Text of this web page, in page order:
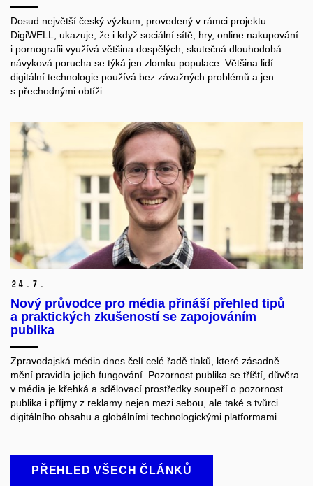
Dosud největší český výzkum, provedený v rámci projektu
DigiWELL, ukazuje, že i když sociální sítě, hry, online nakupování
i pornografii využívá většina dospělých, skutečná dlouhodobá
návyková porucha se týká jen zlomku populace. Většina lidí
digitální technologie používá bez závažných problémů a jen
s přechodnými obtíži.
24. 7.
Nový průvodce pro média přináší přehled tipů
a praktických zkušeností se zapojováním
publika
Zpravodajská média dnes čelí celé řadě tlaků, které zásadně
mění pravidla jejich fungování. Pozornost publika se tříští, důvěra
v média je křehká a sdělovací prostředky soupeří o pozornost
publika i příjmy z reklamy nejen mezi sebou, ale také s tvůrci
digitálního obsahu a globálními technologickými platformami.
PŘEHLED VŠECH ČLÁNKŮ